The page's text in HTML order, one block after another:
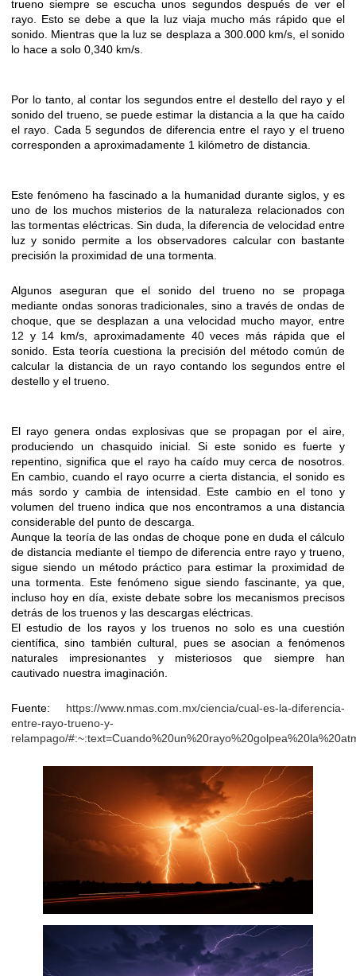
trueno siempre se escucha unos segundos después de ver el
rayo. Esto se debe a que la luz viaja mucho más rápido que el
sonido. Mientras que la luz se desplaza a 300.000 km/s, el sonido
lo hace a solo 0,340 km/s.
Por lo tanto, al contar los segundos entre el destello del rayo y el
sonido del trueno, se puede estimar la distancia a la que ha caído
el rayo. Cada 5 segundos de diferencia entre el rayo y el trueno
corresponden a aproximadamente 1 kilómetro de distancia.
Este fenómeno ha fascinado a la humanidad durante siglos, y es
uno de los muchos misterios de la naturaleza relacionados con
las tormentas eléctricas. Sin duda, la diferencia de velocidad entre
luz y sonido permite a los observadores calcular con bastante
precisión la proximidad de una tormenta.
Algunos aseguran que el sonido del trueno no se propaga
mediante ondas sonoras tradicionales, sino a través de ondas de
choque, que se desplazan a una velocidad mucho mayor, entre
12 y 14 km/s, aproximadamente 40 veces más rápida que el
sonido. Esta teoría cuestiona la precisión del método común de
calcular la distancia de un rayo contando los segundos entre el
destello y el trueno.
El rayo genera ondas explosivas que se propagan por el aire,
produciendo un chasquido inicial. Si este sonido es fuerte y
repentino, significa que el rayo ha caído muy cerca de nosotros.
En cambio, cuando el rayo ocurre a cierta distancia, el sonido es
más sordo y cambia de intensidad. Este cambio en el tono y
volumen del trueno indica que nos encontramos a una distancia
considerable del punto de descarga.
Aunque la teoría de las ondas de choque pone en duda el cálculo
de distancia mediante el tiempo de diferencia entre rayo y trueno,
sigue siendo un método práctico para estimar la proximidad de
una tormenta. Este fenómeno sigue siendo fascinante, ya que,
incluso hoy en día, existe debate sobre los mecanismos precisos
detrás de los truenos y las descargas eléctricas.
El estudio de los rayos y los truenos no solo es una cuestión
científica, sino también cultural, pues se asocian a fenómenos
naturales impresionantes y misteriosos que siempre han
cautivado nuestra imaginación.
Fuente: https://www.nmas.com.mx/ciencia/cual-es-la-diferencia-
entre-rayo-trueno-y-
relampago/